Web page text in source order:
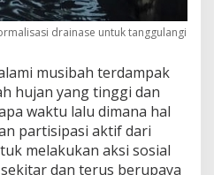
drainase untuk tanggulangi
musibah terdampak
hujan yang tinggi dan
waktu lalu dimana hal
partisipasi aktif dari
melakukan aksi sosial
dan terus berupaya